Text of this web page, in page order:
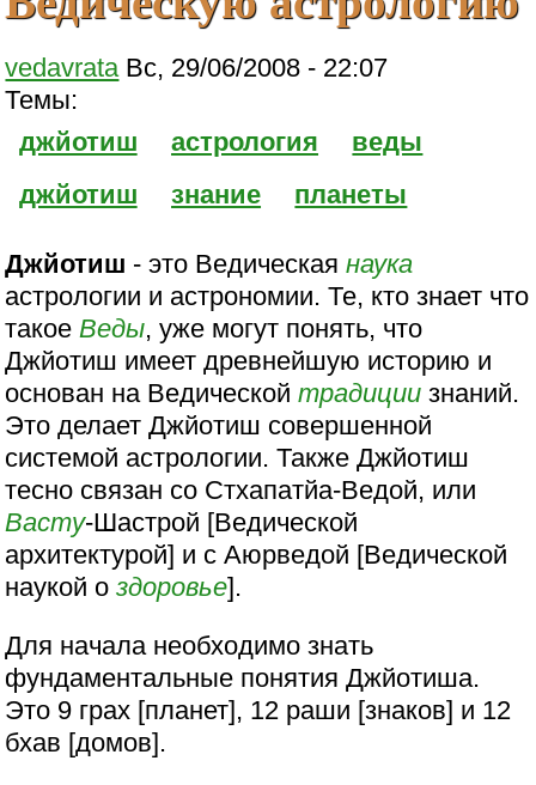
vedavrata Вс, 29/06/2008 - 22:07
Темы:
джйотиш
астрология
веды
джйотиш
знание планеты
Джйотиш - это Ведическаянаука
астрологии и астрономии. Те, кто знает что
такое Веды, уже могут понять, что
Джйотиш имеет древнейшую историю и
основан на Ведическойтрадиции знаний.
Это делает Джйотиш совершенной
системой астрологии. Также Джйотиш
тесно связан со Стхапатйа-Ведой, или
Васту-Шастрой [Ведической
архитектурой] и c Аюрведой [Ведической
наукой оздоровье].
Для начала необходимо знать
фундаментальные понятия Джйотиша.
Это 9 грах [планет], 12 раши [знаков] и 12
бхав [домов].